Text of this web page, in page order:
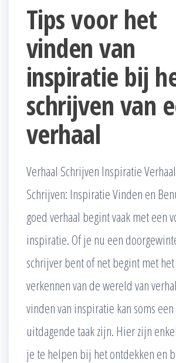
Tips voor het
vinden van
inspiratie bij
schrijven van
verhaal
Verhaal Schrijven Inspiratie Verhaal
Schrijven: Inspiratie Vinden en
goed verhaal begint vaak met een
inspiratie. Of je nu een
schrijver bent of net begint met het
verkennen van de wereld van
vinden van inspiratie kan soms een
uitdagende taak zijn. Hier zijn
je te helpen bij het ontdekken en